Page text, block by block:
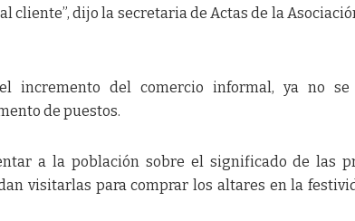
cliente”, dijo la secretaria de Actas de la
incremento del comercio informal, ya no
de puestos.
a la población sobre el significado de las
visitarlas para comprar los altares en la